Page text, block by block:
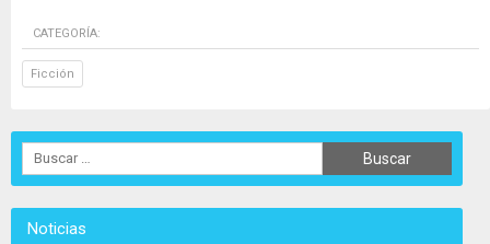
CATEGORÍA:
Ficción
Noticias